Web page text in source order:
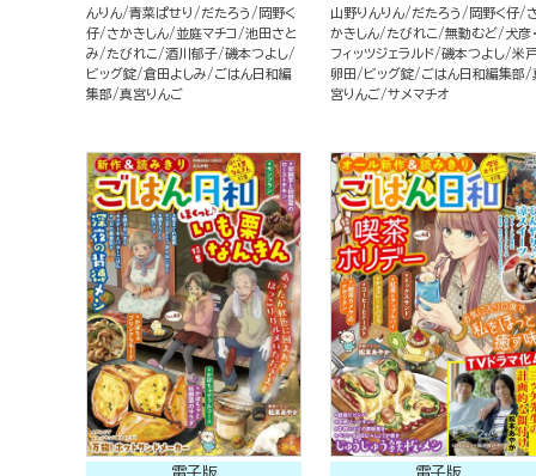
んりん 青菜ぱせり だたろう
岡野く
仔 さかきしん 並庭マチコ
池田さと
み
たびれこ 酒川郁子 磯本つよし
ビッグ錠 倉田よしみ
ごはん日和編
集部
真宮りんご
山野りんりん だたろう 岡野く仔
かきしん
たびれこ 無動むど
犬彦
フィッツジェラルド 磯本つよし 米
卵田
ビッグ錠 ごはん日和編集部
宮りんご サメマチオ